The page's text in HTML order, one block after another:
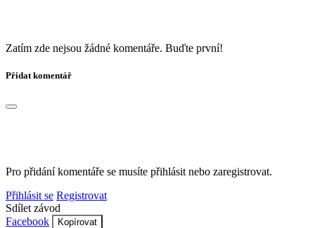
Zatím zde nejsou žádné komentáře. Buďte první!
Přidat komentář
Pro přidání komentáře se musíte přihlásit nebo zaregistrovat.
Přihlásit se Registrovat
Sdílet závod
Facebook
Kopírovat